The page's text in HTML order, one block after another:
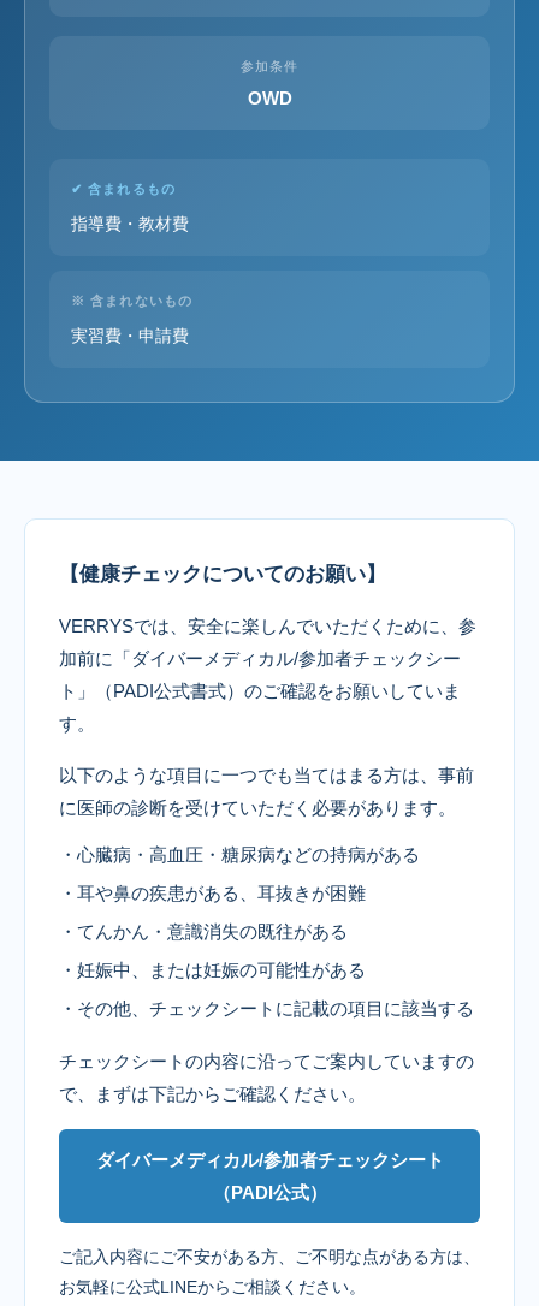
参加条件
OWD
✔ 含まれるもの
指導費・教材費
※ 含まれないもの
実習費・申請費
【健康チェックについてのお願い】
VERRYSでは、安全に楽しんでいただくために、参
加前に「ダイバーメディカル/参加者チェックシー
ト」（PADI公式書式）のご確認をお願いしていま
す。
以下のような項目に一つでも当てはまる方は、事前
に医師の診断を受けていただく必要があります。
・心臓病・高血圧・糖尿病などの持病がある
・耳や鼻の疾患がある、耳抜きが困難
・てんかん・意識消失の既往がある
・妊娠中、または妊娠の可能性がある
・その他、チェックシートに記載の項目に該当する
チェックシートの内容に沿ってご案内していますの
で、まずは下記からご確認ください。
ダイバーメディカル/参加者チェックシート
（PADI公式）
ご記入内容にご不安がある方、ご不明な点がある方は、
お気軽に公式LINEからご相談ください。